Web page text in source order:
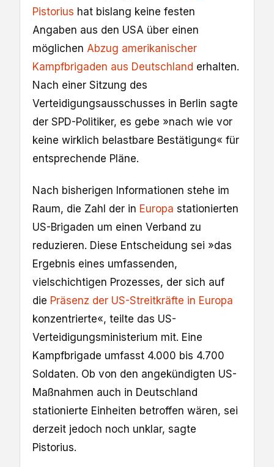
Pistorius hat bislang keine festen
Angaben aus den USA über einen
möglichen Abzug amerikanischer
Kampfbrigaden aus Deutschland erhalten.
Nach einer Sitzung des
Verteidigungsausschusses in Berlin sagte
der SPD-Politiker, es gebe »nach wie vor
keine wirklich belastbare Bestätigung« für
entsprechende Pläne.
Nach bisherigen Informationen stehe im
Raum, die Zahl der in Europa stationierten
US-Brigaden um einen Verband zu
reduzieren. Diese Entscheidung sei »das
Ergebnis eines umfassenden,
vielschichtigen Prozesses, der sich auf
die Präsenz der US-Streitkräfte in Europa
konzentrierte«, teilte das US-
Verteidigungsministerium mit. Eine
Kampfbrigade umfasst 4.000 bis 4.700
Soldaten. Ob von den angekündigten US-
Maßnahmen auch in Deutschland
stationierte Einheiten betroffen wären, sei
derzeit jedoch noch unklar, sagte
Pistorius.